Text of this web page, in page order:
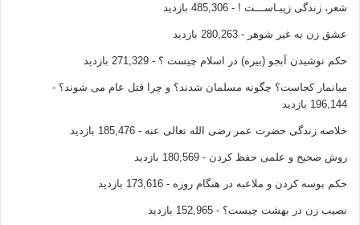
تغذیه وبر ضد وی معین ویاور ابلیس گردند.
«برای علاج این درد خطرناک وشر فراگیر جهت رهایی از آن آگاهی بر
امور ذیل لازم میباشد»
2- بداند که دراسلام سماحت و آسانگیری وجود دارد.آنچه نزد علما
شریعت اسلامی آسانگیری آن است،تکالیفش آسان وبدور از سختی
ومشقت می باشد.این کتاب خداست که با صراحت و وضوح تمام
وبدون غموض وپیچیدگی این آسانگیری را اعلان می داردآنجا که می
شما را میخواهدوخواهان زحمت شما نیست. بقره/ 185
شعر، زندگی زیبـاســـت ! - 485,306 بازدید
عشق زن به غیر شوهر - 280,263 بازدید
حکم نوشیدن آبجو (بیره) در اسلام چیست ؟ - 271,329 بازدید
میانمار کجاست؟ چگونه مسلمان شدند؟ و چرا قتل عام می شوند؟ -
196,144 بازدید
خلاصه زندگی حضرت عمر رضی الله تعالی عنه - 185,476 بازدید
روش صحیح و علمی حفظ کردن - 180,569 بازدید
حکم بوسه کردن و ملاعبه در هنگام روزه - 173,616 بازدید
نصیب زن در بهشت چیست؟ - 152,965 بازدید